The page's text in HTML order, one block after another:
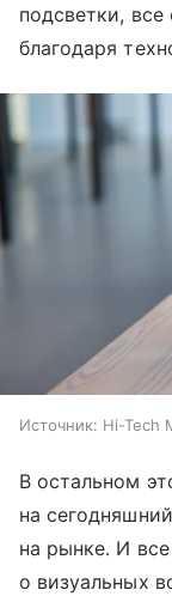
подсветки,
благодаря
Источник: Hi-Tech
В остальном
на
на рынке. И
о визуальных